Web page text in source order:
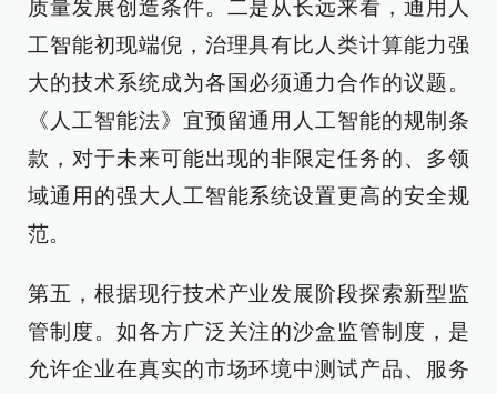
质量发展创造条件。二是从长远来看，通用人
工智能初现端倪，治理具有比人类计算能力强
大的技术系统成为各国必须通力合作的议题。
《人工智能法》宜预留通用人工智能的规制条
款，对于未来可能出现的非限定任务的、多领
域通用的强大人工智能系统设置更高的安全规
范。
第五，根据现行技术产业发展阶段探索新型监
管制度。如各方广泛关注的沙盒监管制度，是
允许企业在真实的市场环境中测试产品、服务